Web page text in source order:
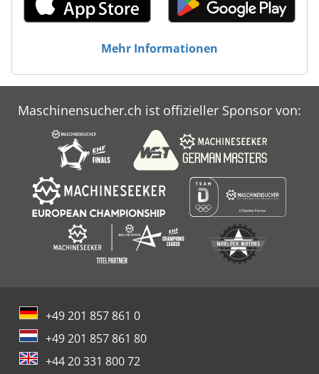
Mehr Informationen
Maschinensucher.ch ist offizieller Sponsor von:
+49 201 857 861 0
+49 201 857 861 80
+44 20 331 800 72